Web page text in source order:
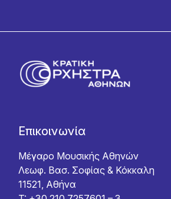
Επικοινωνία
Μέγαρο Μουσικής Αθηνών
Λεωφ. Βασ. Σοφίας & Κόκκαλη
11521, Αθήνα